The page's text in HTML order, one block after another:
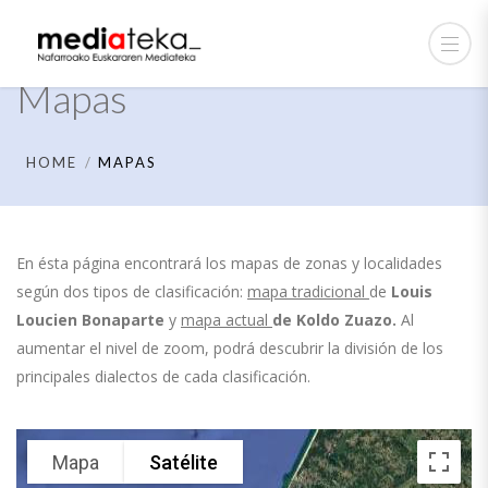
Mapas
HOME MAPAS
En ésta página encontrará los mapas de zonas y localidades
según dos tipos de clasificación: mapa tradicional de Louis
Loucien Bonaparte y mapa actual de Koldo Zuazo. Al
aumentar el nivel de zoom, podrá descubrir la división de los
principales dialectos de cada clasificación.
Mapa Satélite